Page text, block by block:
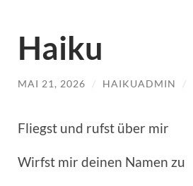
Haiku
MAI 21, 2026 / HAIKUADMIN /
Fliegst und rufst über mir
Wirfst mir deinen Namen zu